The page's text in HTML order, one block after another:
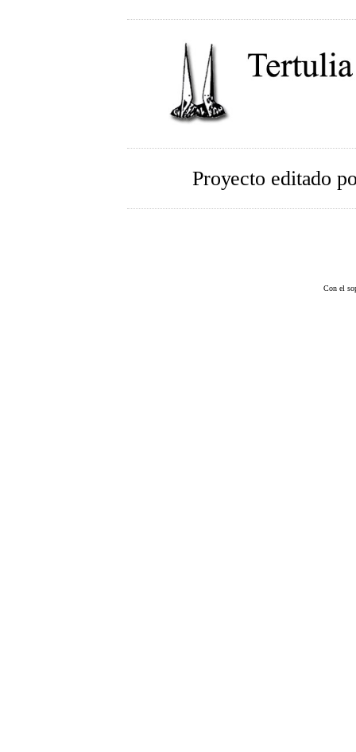
Proyecto editado
Con el